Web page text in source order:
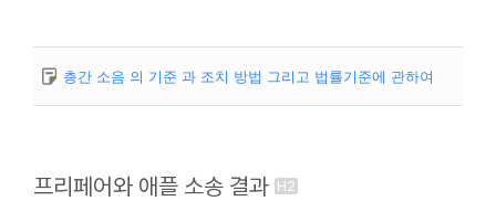
층간 소음 의 기준 과 조치 방법 그리고 법률기준에 관하여
프리페어와 애플 소송 결과